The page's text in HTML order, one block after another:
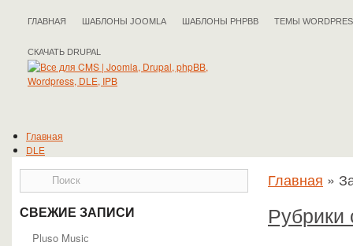
ГЛАВНАЯ ШАБЛОНЫ JOOMLA ШАБЛОНЫ PHPBB ТЕМЫ
СКАЧАТЬ DRUPAL
Главная
DLE
Joomla
phpBB
WordPress
Полезные статьи
СВЕЖИЕ ЗАПИСИ
Pluso Musiс
Главная »
Рубрики